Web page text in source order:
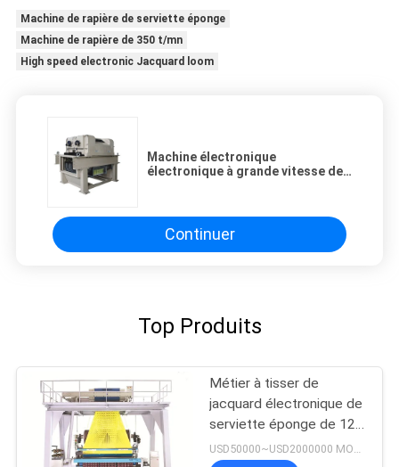
Machine de rapière de serviette éponge
Machine de rapière de 350 t/mn
High speed electronic Jacquard loom
Machine électronique
électronique à grande vitesse de
Continuer
Top Produits
Métier à tisser de
jacquard électronique de
serviette éponge de 12
couleurs